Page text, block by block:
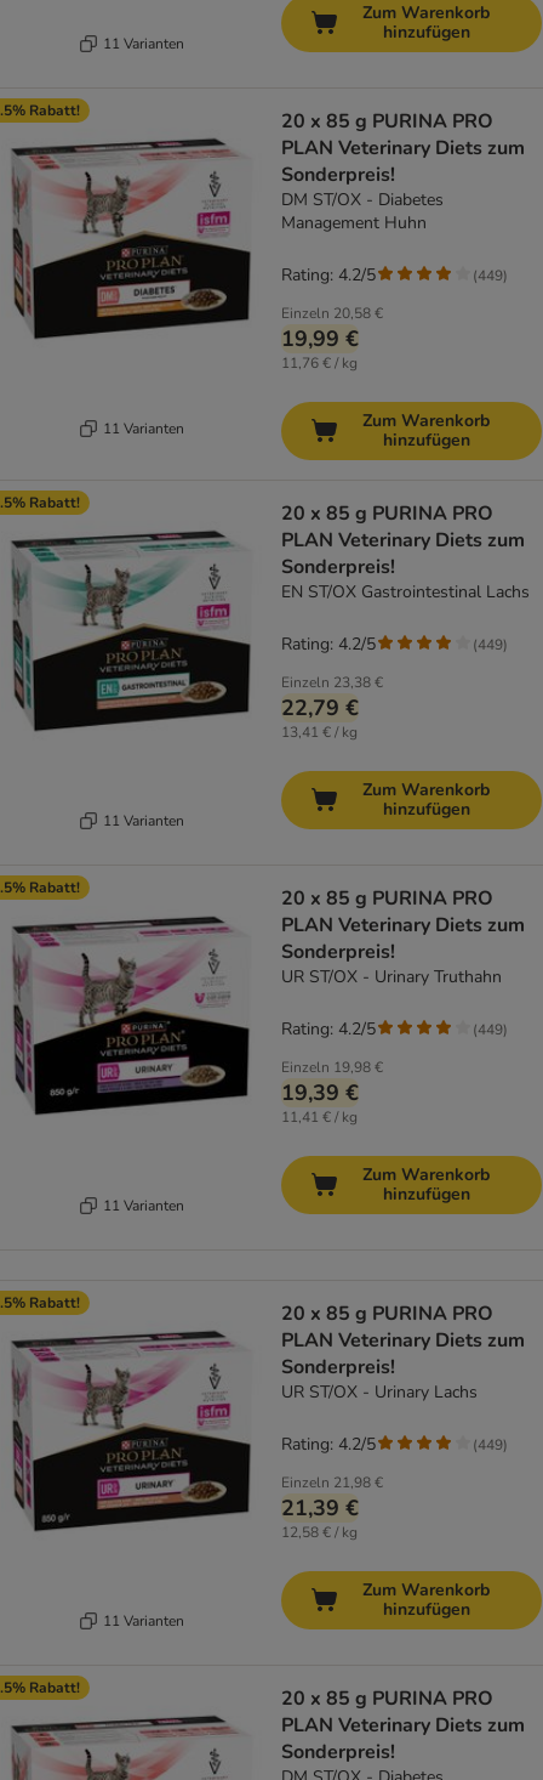
11 Varianten
Zum Warenkorb
hinzufügen
Rabatt!
11 Varianten
20 x 85 g PURINA PRO
PLAN Veterinary Diets zum
Sonderpreis!
DM ST/OX - Diabetes
Management Huhn
Einzeln 20,58 €
19,99 €
11,76 € / kg
Rating: 4.2/5 (449)
Zum Warenkorb
hinzufügen
Rabatt!
11 Varianten
20 x 85 g PURINA PRO
PLAN Veterinary Diets zum
Sonderpreis!
EN ST/OX Gastrointestinal Lachs
Einzeln 23,38 €
22,79 €
13,41 € / kg
Rating: 4.2/5 (449)
Zum Warenkorb
hinzufügen
Rabatt!
11 Varianten
20 x 85 g PURINA PRO
PLAN Veterinary Diets zum
Sonderpreis!
UR ST/OX - Urinary Truthahn
Einzeln 19,98 €
19,39 €
11,41 € / kg
Rating: 4.2/5 (449)
Zum Warenkorb
hinzufügen
Rabatt!
11 Varianten
20 x 85 g PURINA PRO
PLAN Veterinary Diets zum
Sonderpreis!
UR ST/OX - Urinary Lachs
Einzeln 21,98 €
21,39 €
12,58 € / kg
Rating: 4.2/5 (449)
Zum Warenkorb
hinzufügen
Rabatt!
20 x 85 g PURINA PRO
PLAN Veterinary Diets zum
Sonderpreis!